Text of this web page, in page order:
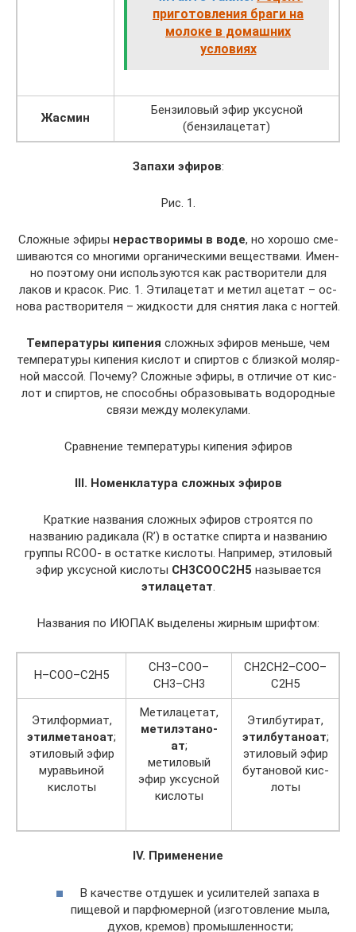
приготовления браги на
молоке в домашних
условиях
Жасмин
Бензиловый эфир уксусной
(бензилацетат)
За­па­хи эфи­ров:
Рис. 1.
Слож­ные эфиры нерас­тво­ри­мы в воде, но хо­ро­шо сме­
ши­ва­ют­ся со мно­ги­ми ор­га­ни­че­ски­ми ве­ще­ства­ми. Имен­
но по­это­му они ис­поль­зу­ют­ся как рас­тво­ри­те­ли для
лаков и кра­сок. Рис. 1. Этил­аце­тат и метил аце­тат – ос­
но­ва рас­тво­ри­те­ля – жид­ко­сти для сня­тия лака с ног­тей.
Тем­пе­ра­ту­ры ки­пе­ния слож­ных эфи­ров мень­ше, чем
тем­пе­ра­ту­ры ки­пе­ния кис­лот и спир­тов с близ­кой мо­ляр­
ной мас­сой. По­че­му? Слож­ные эфиры, в от­ли­чие от кис­
лот и спир­тов, не спо­соб­ны об­ра­зо­вы­вать во­до­род­ные
связи между мо­ле­ку­ла­ми.
Срав­не­ние тем­пе­ра­ту­ры ки­пе­ния эфи­ров
III. Номенклатура сложных эфиров
Краткие названия сложных эфиров строятся по
названию радикала (R’) в остатке спирта и названию
группы RCOO- в остатке кислоты. Например, этиловый
эфир уксусной кислоты CH3COOC2H5 называется
этилацетат.
На­зва­ния по ИЮПАК вы­де­ле­ны жир­ным шриф­том:
H–COO–C2H5
CH3–COO–
CH3–CH3
CH2CH2–COO–
C2H5
Этил­фор­ми­ат,
этил­ме­та­но­ат;
эти­ло­вый эфир
му­ра­вьи­ной
кис­ло­ты
Ме­тил­аце­тат,
ме­ти­л­эта­но­
ат;
ме­ти­ло­вый
эфир ук­сус­ной
кис­ло­ты
Этил­бу­ти­рат,
этил­бу­та­но­ат;
эти­ло­вый эфир
бу­та­но­вой кис­
ло­ты
IV. Применение
В качестве отдушек и усилителей запаха в
пищевой и парфюмерной (изготовление мыла,
духов, кремов) промышленности;